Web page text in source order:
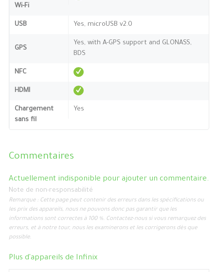
Wi-Fi
USB Yes, microUSB v2.0
GPS
Yes, with A-GPS support and GLONASS,
BDS
NFC
HDMI
Chargement
sans fil
Yes
Commentaires
Actuellement indisponible pour ajouter un commentaire.
Note de non-responsabilité
Remarque : Cette page peut contenir des erreurs dans les spécifications ou
les prix des appareils, nous ne pouvons donc pas garantir que les
informations sont correctes à 100 %. Contactez-nous si vous remarquez des
erreurs, et à notre tour, nous les examinerons et les corrigerons dès que
possible.
Plus d'appareils de Infinix